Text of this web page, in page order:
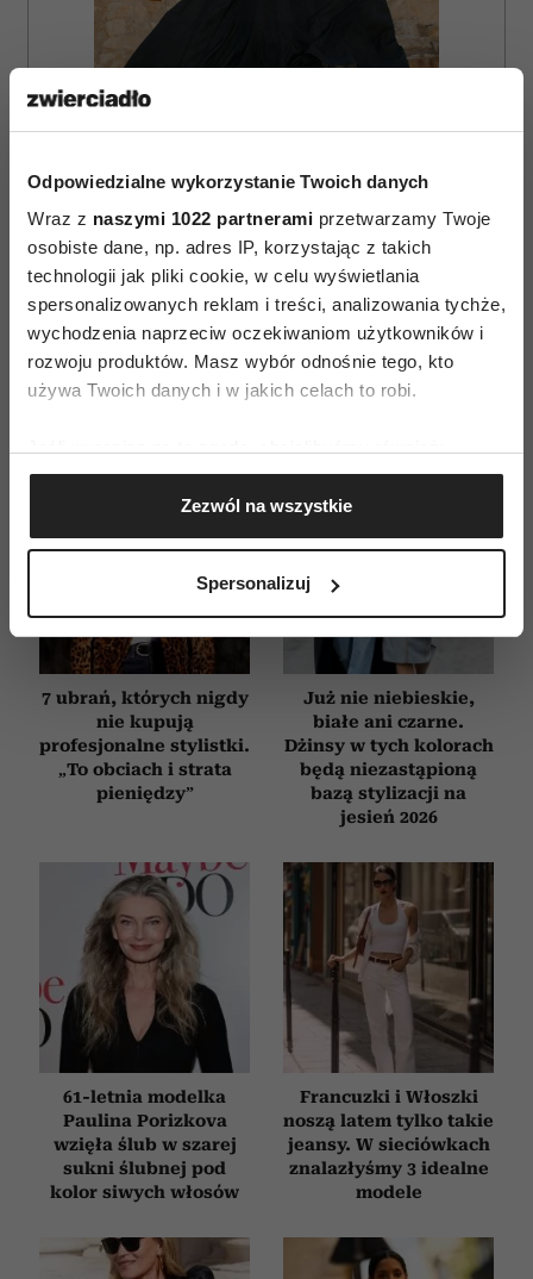
Odpowiedzialne wykorzystanie Twoich danych
Wraz z naszymi 1022 partnerami przetwarzamy Twoje
osobiste dane, np. adres IP, korzystając z takich
technologii jak pliki cookie, w celu wyświetlania
spersonalizowanych reklam i treści, analizowania tychże,
wychodzenia naprzeciw oczekiwaniom użytkowników i
rozwoju produktów. Masz wybór odnośnie tego, kto
używa Twoich danych i w jakich celach to robi.
Gromadzić dane dotyczące Twojej lokalizacji
geograficznej z dokładnością nawet do kilku metrów
Identyfikować Twoje urządzenie, aktywnie
(fingerprinting, czyli wirtualny odcisk palca)
dane są przetwarzane oraz ustaw własne preferencje w
sekcji szczegółów
zmienić lub wycofać swoją zgodę w dowolnej chwili.
Wykorzystujemy pliki cookie do spersonalizowania treści
i reklam, aby oferować funkcje społecznościowe i
analizować ruch w naszej witrynie. Informacje o tym, jak
społecznościowym, reklamowym i analitycznym.
Partnerzy mogą połączyć te informacje z innymi danymi
otrzymanymi od Ciebie lub uzyskanymi podczas
korzystania z ich usług.
Zezwól na wszystkie
Spersonalizuj
ZAMÓW
WYDANIE DRUKOWANE
E-WYDANIE
7 ubrań, których nigdy
nie kupują
profesjonalne stylistki.
„To obciach i strata
pieniędzy”
Już nie niebieskie,
białe ani czarne.
Dżinsy w tych kolorach
będą niezastąpioną
bazą stylizacji na
jesień 2026
61-letnia modelka
Paulina Porizkova
wzięła ślub w szarej
sukni ślubnej pod
kolor siwych włosów
Francuzki i Włoszki
noszą latem tylko takie
jeansy. W sieciówkach
znalazłyśmy 3 idealne
modele